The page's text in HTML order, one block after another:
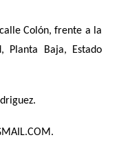
Colón, frente a la
Planta Baja, Estado